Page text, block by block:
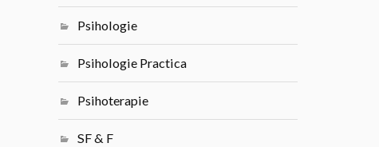
Psihologie
Psihologie Practica
Psihoterapie
SF & F